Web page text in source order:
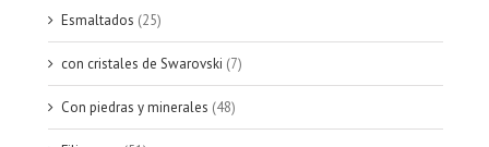
Esmaltados (25)
con cristales de Swarovski (7)
Con piedras y minerales (48)